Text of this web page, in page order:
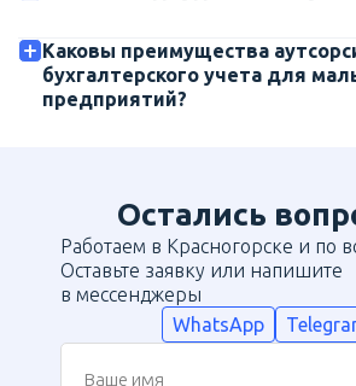
Каковы преимущества
бухгалтерского учета для
предприятий?
Остались
Работаем в Красногорске и по
Оставьте заявку или напишите
в мессенджеры
WhatsApp
Ваше имя